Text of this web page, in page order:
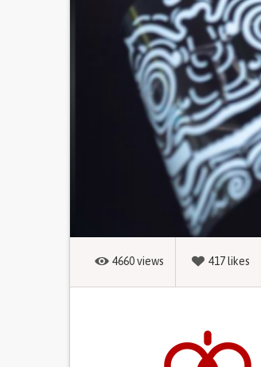
4660views 417 likes